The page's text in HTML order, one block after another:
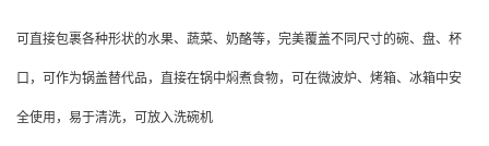
可直接包裹各种形状的水果、蔬菜、奶酪等， 完美覆盖不同尺寸的碗、盘、杯
口， 可作为锅盖替代品，直接在锅中焖煮食物， 可在微波炉、烤箱、冰箱中安
全使用， 易于清洗，可放入洗碗机